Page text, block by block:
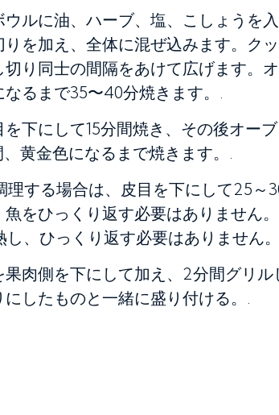
ウルに油、ハーブ、塩、こしょうを
りを加え、全体に混ぜ込みます。ク
切り同士の間隔をあけて広げます。
なるまで35〜40分焼きます。.
を下にして15分間焼き、その後オー
、黄金色になるまで焼きます。.
理する場合は、皮目を下にして25～
魚をひっくり返す必要はありません
し、ひっくり返す必要はありません
果肉側を下にして加え、2分間グリル
にしたものと一緒に盛り付ける。.